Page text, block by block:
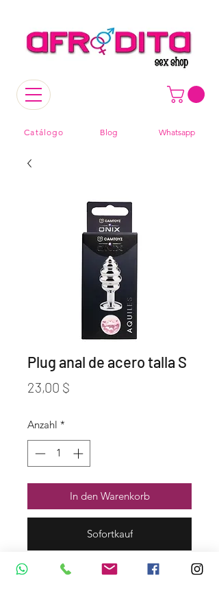
Catálogo Blog Whatsapp
Plug anal de acero talla S
23,00 $
Anzahl *
In den Warenkorb
Sofortkauf